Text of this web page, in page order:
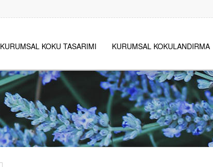
KURUMSAL KOKU TASARIMI KURUMSAL KOKULANDIRMA